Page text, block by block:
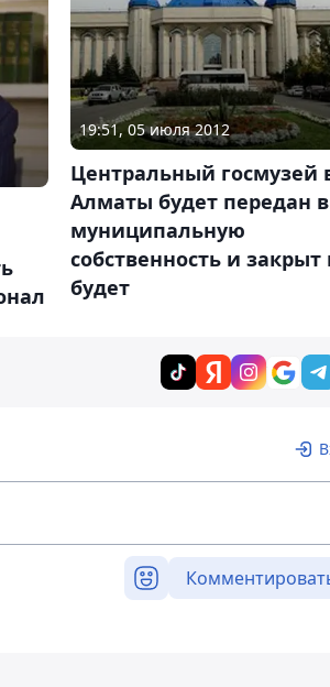
19:51, 05 июля 2012
Центральный госмузей
Алматы будет передан в
муниципальную
собственность и закрыт
будет